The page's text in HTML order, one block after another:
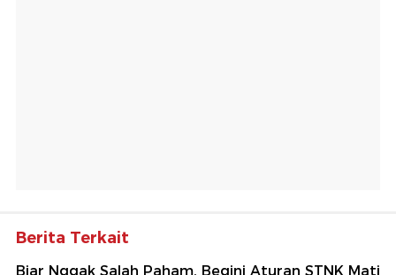
Berita Terkait
Biar Nggak Salah Paham, Begini Aturan STNK Mati